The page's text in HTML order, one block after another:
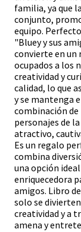
familia, ya que
conjunto,
equipo.
"Bluey y sus
convierte en un
ocupados a los
creatividad y
calidad, lo que
y se mantenga
combinación
personajes de
atractivo,
Es un regalo
combina
una opción
enriquecedora
amigos. Libro
solo se
creatividad y a
amena y